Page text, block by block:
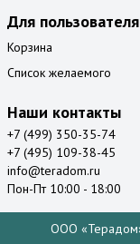
Для пользователя
Корзина
Список желаемого
Наши контакты
+7 (499) 350-35-74
+7 (495) 109-38-45
info@teradom.ru
Пон-Пт 10:00 - 18:00
ООО